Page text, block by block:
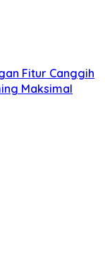
Fitur Canggih
Maksimal